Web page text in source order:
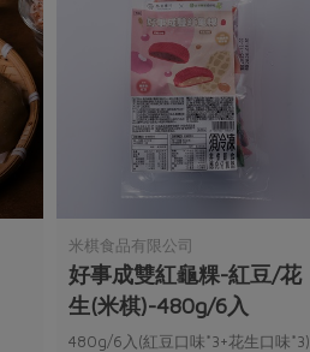
米棋食品有限公司
好事成雙紅龜粿-紅豆/花
生(米棋)-480g/6入
480g/6入(紅豆口味*3+花生口味*3)